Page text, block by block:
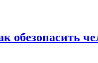
обезопасить